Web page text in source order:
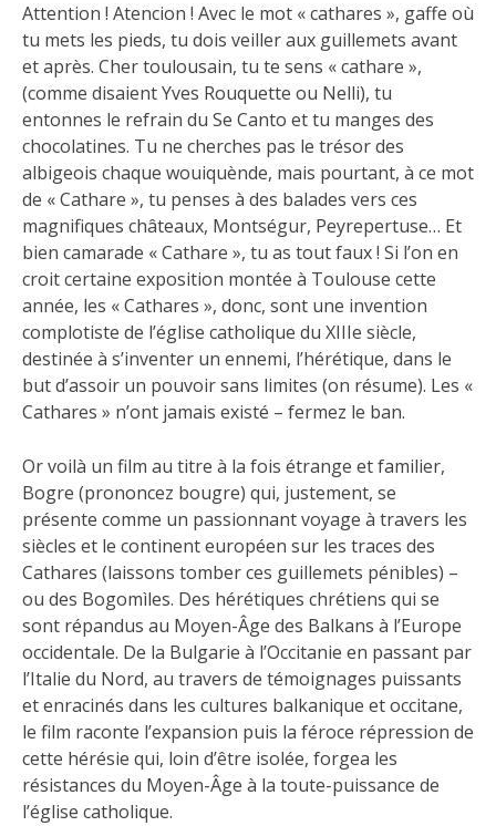
Attention ! Atencion ! Avec le mot « cathares », gaffe où
tu mets les pieds, tu dois veiller aux guillemets avant
et après. Cher toulousain, tu te sens « cathare »,
(comme disaient Yves Rouquette ou Nelli), tu
entonnes le refrain du Se Canto et tu manges des
chocolatines. Tu ne cherches pas le trésor des
albigeois chaque wouiquènde, mais pourtant, à ce mot
de « Cathare », tu penses à des balades vers ces
magnifiques châteaux, Montségur, Peyrepertuse… Et
bien camarade « Cathare », tu as tout faux ! Si l’on en
croit certaine exposition montée à Toulouse cette
année, les « Cathares », donc, sont une invention
complotiste de l’église catholique du XIIIe siècle,
destinée à s’inventer un ennemi, l’hérétique, dans le
but d’assoir un pouvoir sans limites (on résume). Les «
Cathares » n’ont jamais existé – fermez le ban.
Or voilà un film au titre à la fois étrange et familier,
Bogre (prononcez bougre) qui, justement, se
présente comme un passionnant voyage à travers les
siècles et le continent européen sur les traces des
Cathares (laissons tomber ces guillemets pénibles) –
ou des Bogomìles. Des hérétiques chrétiens qui se
sont répandus au Moyen-Âge des Balkans à l’Europe
occidentale. De la Bulgarie à l’Occitanie en passant par
l’Italie du Nord, au travers de témoignages puissants
et enracinés dans les cultures balkanique et occitane,
le film raconte l’expansion puis la féroce répression de
cette hérésie qui, loin d’être isolée, forgea les
résistances du Moyen-Âge à la toute-puissance de
l’église catholique.